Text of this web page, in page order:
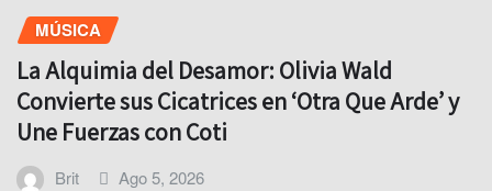
MÚSICA
La Alquimia del Desamor: Olivia Wald
Convierte sus Cicatrices en ‘Otra Que Arde’ y
Une Fuerzas con Coti
Brit Ago 5, 2026